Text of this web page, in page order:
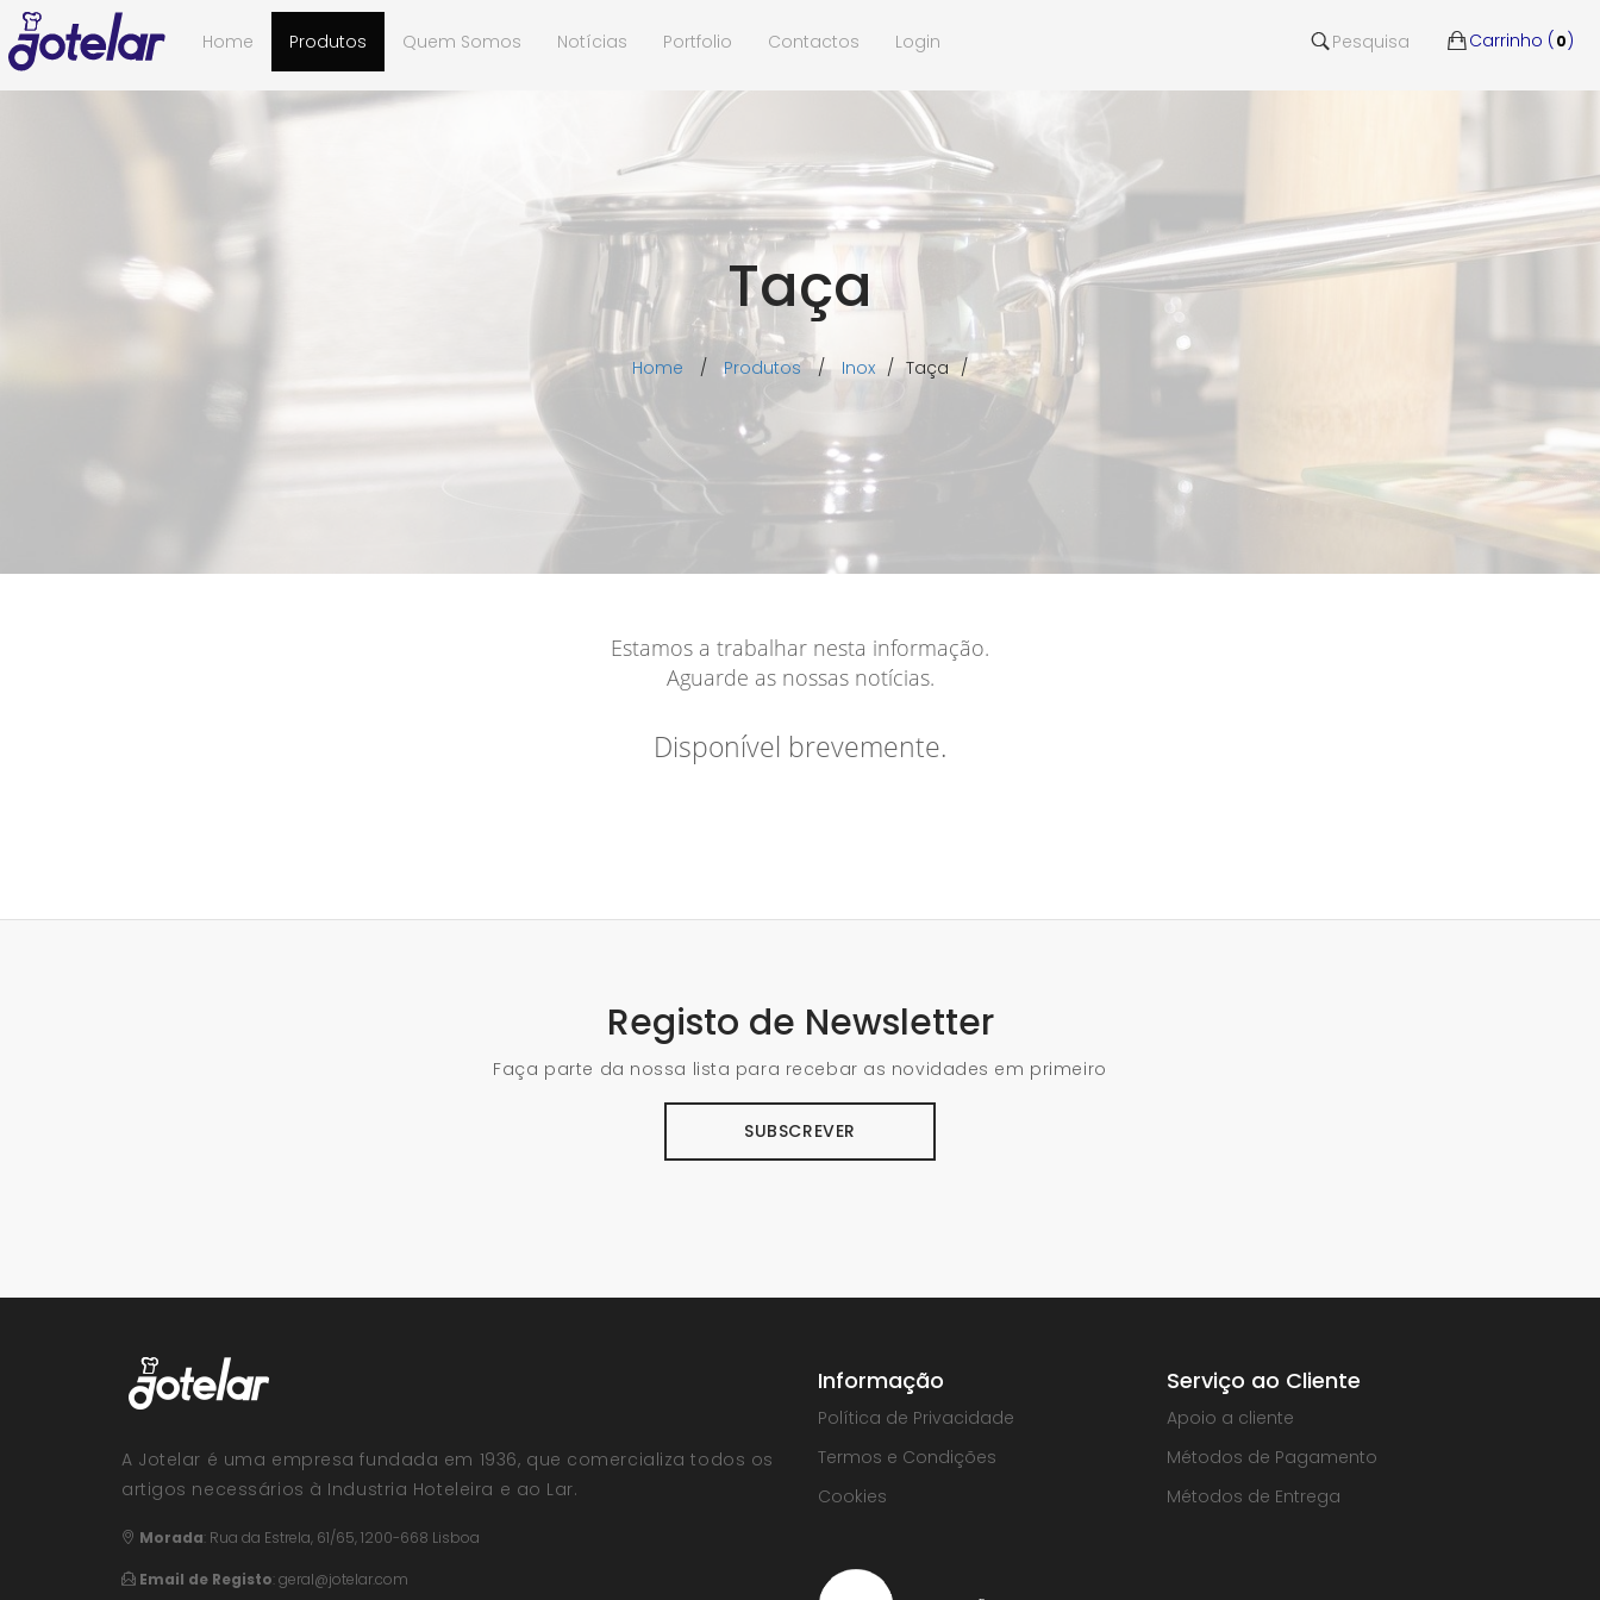
Home Produtos Quem Somos Notícias Portfolio Contactos Login Pesquisa Carrinho ( 0)
Taça
Home / Produtos / Inox / Taça /
Estamos a trabalhar nesta informação.
Aguarde as nossas notícias.
Disponível brevemente.
Registo de Newsletter
Faça parte da nossa lista para recebar as novidades em primeiro
SUBSCREVER
A Jotelar é uma empresa fundada em 1936, que comercializa todos os
artigos necessários à Industria Hoteleira e ao Lar.
Morada: Rua da Estrela, 61/65, 1200-668 Lisboa
Email de Registo:geral@jotelar.com
Informação
Política de Privacidade
Termos e Condições
Cookies
Serviço ao Cliente
Apoio a cliente
Métodos de Pagamento
Métodos de Entrega